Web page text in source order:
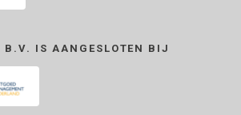
IS AANGESLOTEN BIJ